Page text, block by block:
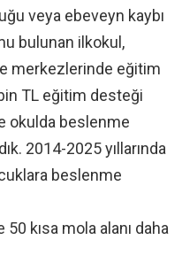
veya ebeveyn kaybı
bulunan ilkokul,
merkezlerinde eğitim
TL eğitim desteği
okulda beslenme
2014-2025 yıllarında
beslenme
kısa mola alanı daha